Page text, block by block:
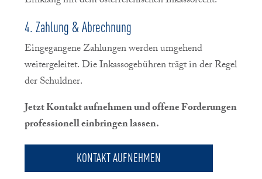
4. Zahlung & Abrechnung
Eingegangene Zahlungen werden umgehend
weitergeleitet. Die Inkassogebühren trägt in der Regel
der Schuldner.
Jetzt Kontakt aufnehmen und offene Forderungen
professionell einbringen lassen.
KONTAKT AUFNEHMEN